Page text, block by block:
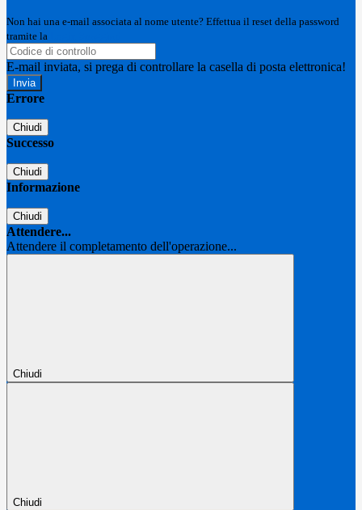
Non hai una e-mail associata al nome utente? Effettua il reset della password
tramite la
E-mail inviata, si prega di controllare la casella di posta elettronica!
Errore
Chiudi
Successo
Chiudi
Informazione
Chiudi
Attendere...
Attendere il completamento dell'operazione...
Chiudi
Chiudi